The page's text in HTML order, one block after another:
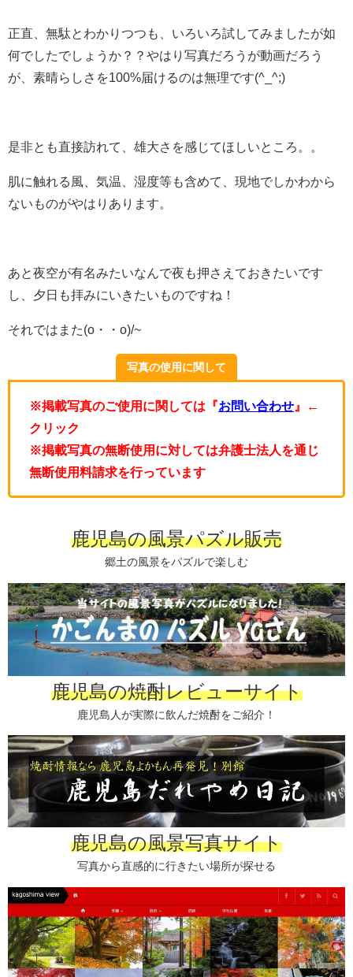
正直、無駄とわかりつつも、いろいろ試してみましたが如
何でしたでしょうか？？やはり写真だろうが動画だろう
が、素晴らしさを100%届けるのは無理です(^_^;)
是非とも直接訪れて、雄大さを感じてほしいところ。。
肌に触れる風、気温、湿度等も含めて、現地でしかわから
ないものがやはりあります。
あと夜空が有名みたいなんで夜も押さえておきたいです
し、夕日も拝みにいきたいものですね！
それではまた(o・・o)/~
写真の使用に関して
※掲載写真のご使用に関しては『お問い合わせ 』←
クリック
※掲載写真の無断使用に対しては弁護士法人を通じ
無断使用料請求を行っています
鹿児島の風景パズル販売
郷土の風景をパズルで楽しむ
鹿児島の焼酎レビューサイト
鹿児島人が実際に飲んだ焼酎をご紹介！
鹿児島の風景写真サイト
写真から直感的に行きたい場所が探せる